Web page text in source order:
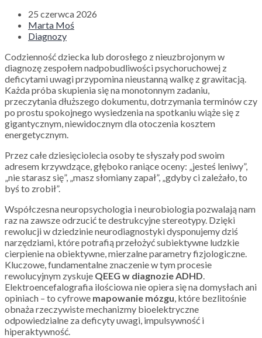
25 czerwca 2026
Marta Moś
Diagnozy
Codzienność dziecka lub dorosłego z nieuzbrojonym w
diagnozę zespołem nadpobudliwości psychoruchowej z
deficytami uwagi przypomina nieustanną walkę z grawitacją.
Każda próba skupienia się na monotonnym zadaniu,
przeczytania dłuższego dokumentu, dotrzymania terminów czy
po prostu spokojnego wysiedzenia na spotkaniu wiąże się z
gigantycznym, niewidocznym dla otoczenia kosztem
energetycznym.
Przez całe dziesięciolecia osoby te słyszały pod swoim
adresem krzywdzące, głęboko raniące oceny: „jesteś leniwy”,
„nie starasz się”, „masz słomiany zapał”, „gdyby ci zależało, to
byś to zrobił”.
Współczesna neuropsychologia i neurobiologia pozwalają nam
raz na zawsze odrzucić te destrukcyjne stereotypy. Dzięki
rewolucji w dziedzinie neurodiagnostyki dysponujemy dziś
narzędziami, które potrafią przełożyć subiektywne ludzkie
cierpienie na obiektywne, mierzalne parametry fizjologiczne.
Kluczowe, fundamentalne znaczenie w tym procesie
rewolucyjnym zyskuje QEEG w diagnozie ADHD.
Elektroencefalografia ilościowa nie opiera się na domysłach ani
opiniach – to cyfrowe mapowanie mózgu, które bezlitośnie
obnaża rzeczywiste mechanizmy bioelektryczne
odpowiedzialne za deficyty uwagi, impulsywność i
hiperaktywność.